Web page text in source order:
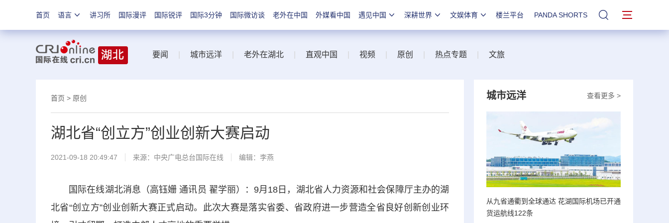
首页 语言 讲习所 国际漫评 国际锐评 国际3分钟 国际微访谈 老外在中国 外媒看中国 遇见中国 深耕世界 文娱体育 楼兰平台 PANDA SHORTS 站内搜索
要闻 城市远洋 老外在湖北 直观中国 视频 原创 热点专题 文旅
首页 > 原创
湖北省“创立方”创业创新大赛启动
2021-09-18 20:49:47 来源： 中央广电总台国际在线 编辑：李燕
国际在线湖北消息（高钰姗 通讯员 翟学丽）：9月18日，湖北省人力资源和社会保障厅主办的湖
北省“创立方”创业创新大赛正式启动。此次大赛是落实省委、省政府进一步营造全省良好创新创业环
查看更多 >
城市远洋
从九省通衢到全球通达 花湖国际机场已开通
货运航线122条